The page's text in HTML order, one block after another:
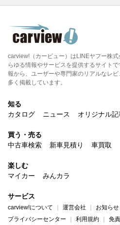
carview!（カービュー）はLINEヤフー株
らゆる情報やサービスを提供するサイト
報から、ユーザーや専門家のリアルなレ
多く掲載しています。
知る
カタログ
ニュース オリジナル記
買う・売る
中古車検索
新車見積り 車買取
楽しむ
マイカー
みんカラ
サービス
carview!について 運営会社 お知らせ
プライバシーセンター
利用規約 免